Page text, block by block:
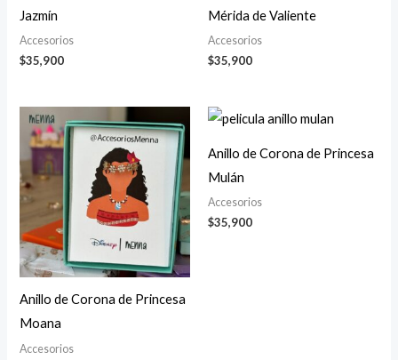
Jazmín
Accesorios
$35,900
Mérida de Valiente
Accesorios
$35,900
Anillo de Corona de Princesa
Moana
Accesorios
Anillo de Corona de Princesa
Mulán
Accesorios
$35,900